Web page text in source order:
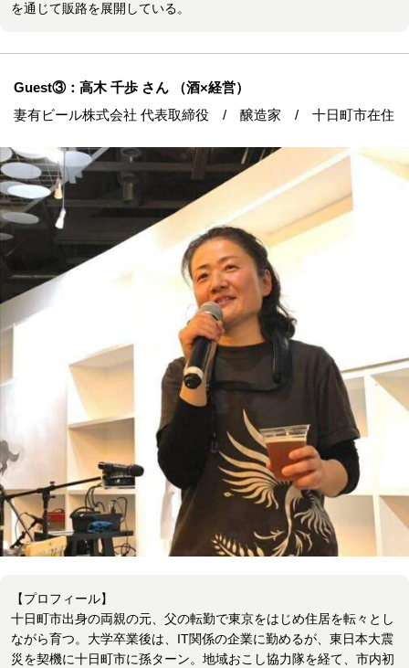
を通じて販路を展開している。
Guest③：高木 千歩 さん （酒×経営）
妻有ビール株式会社 代表取締役 / 醸造家 / 十日町市在住
【プロフィール】
​十日町市出身の両親の元、父の転勤で東京をはじめ住居を転々とし
ながら育つ。大学卒業後は、IT関係の企業に勤めるが、東日本大震
災を契機に十日町市に孫ターン。地域おこし協力隊を経て、市内初